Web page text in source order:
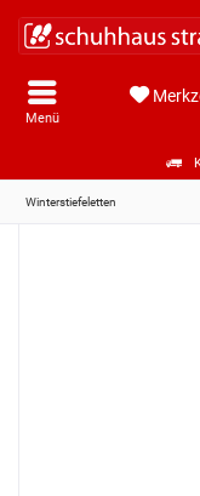
Menü
Winterstiefeletten